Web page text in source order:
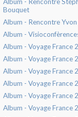
Bouquet
Album - Rencontre Yvon
Album -
Album - Voyage France
Album - Voyage France
Album - Voyage France
Album - Voyage France
Album - Voyage France
Album - Voyage France